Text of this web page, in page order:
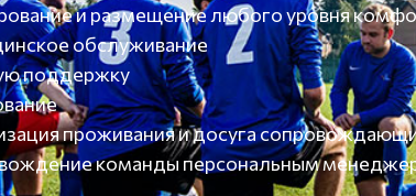
и размещение любого уровня
обслуживание
поддержку
проживания и досуга
команды персональным